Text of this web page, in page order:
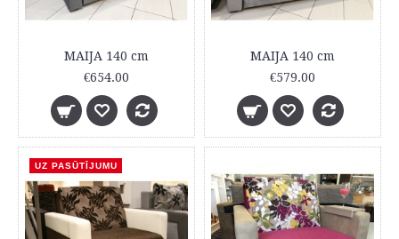
MAIJA 140 cm
€654.00
MAIJA 140 cm
€579.00
UZ PASŪTĪJUMU